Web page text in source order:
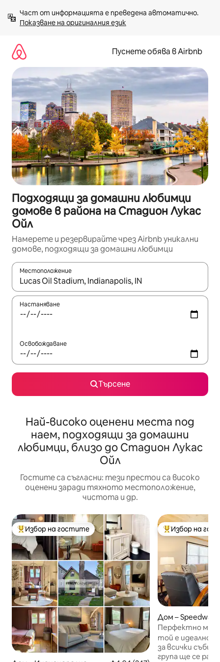
към
съдържанието
Показване на оригиналния език
Пуснете обява в Airbnb
Подходящи за домашни любимци
домове в района на Стадион Лукас
Ойл
Намерете и резервирайте чрез Airbnb уникални
домове, подходящи за домашни любимци
Местоположение
Когато резултатите се покажат, използвайте
Настаняване
Освобождаване
Търсене
Най-високо оценени места под
наем, подходящи за домашни
любимци, близо до Стадион Лукас
Ойл
Гостите са съгласни: тези престои са високо
оценени заради тяхното местоположение,
чистота и др.
Най-популярен избор на гостите
Избор на гостите Най-популярен
Избор на
Дом – Speedway
Перфектно
той е
за всички
група ще се